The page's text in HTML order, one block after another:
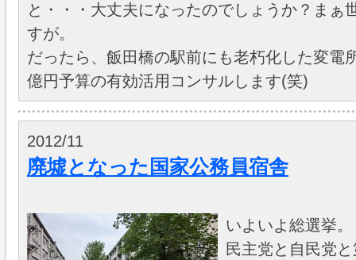
と・・・大丈夫になったのでしょうか？まぁ
すが。
だったら、飯田橋の駅前にも老朽化した変電
億円予算の有効活用コンサルします(笑)
2012/11
廃墟となった国家公務員宿舎
いよいよ総選挙。
民主党と自民党